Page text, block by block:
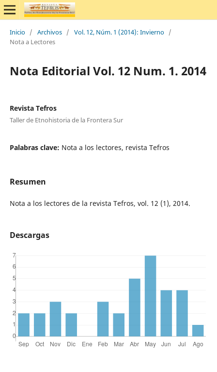
Inicio / Archivos / Vol. 12, Núm. 1 (2014): Invierno /
Nota a Lectores
Nota Editorial Vol. 12 Num. 1. 2014
Revista Tefros
Taller de Etnohistoria de la Frontera Sur
Palabras clave: Nota a los lectores, revista Tefros
Resumen
Nota a los lectores de la revista Tefros, vol. 12 (1), 2014.
Descargas